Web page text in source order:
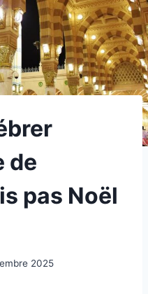
de
pas Noël
2025